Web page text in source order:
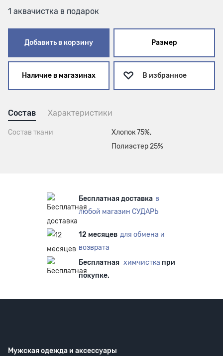
1 аквачистка в подарок
Добавить в корзину Размер
Наличие в магазинах В избранное
Состав Характеристики
Состав ткани
Хлопок 75%,
Полиэстер 25%
Бесплатная доставка в
любой магазин СУДАРЬ
12 месяцев для обмена и
возврата
Бесплатная химчистка при
покупке.
Мужская одежда и аксессуары